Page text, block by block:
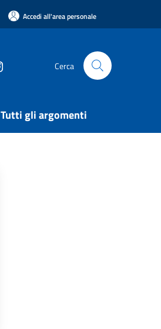
Accedi all'area personale
Cerca
Tutti gli argomenti